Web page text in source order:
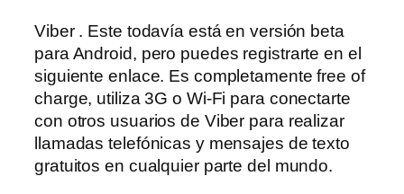
Viber . Este todavía está en versión beta
para Android, pero puedes registrarte en el
siguiente enlace. Es completamente free of
charge, utiliza 3G o Wi-Fi para conectarte
con otros usuarios de Viber para realizar
llamadas telefónicas y mensajes de texto
gratuitos en cualquier parte del mundo.